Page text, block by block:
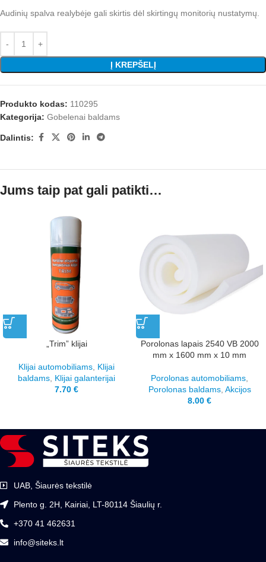
Audinių spalva realybėje gali skirtis dėl skirtingų monitorių nustatymų.
Į KREPŠELĮ
Produkto kodas: 110295
Kategorija: Gobelenai baldams
Dalintis:
Jums taip pat gali patikti…
„Trim” klijai
Klijai automobiliams Klijai
baldams Klijai galanterijai
7.70 €
Porolonas lapais 2540 VB 2000
mm x 1600 mm x 10 mm
Porolonas automobiliams
Porolonas baldams, Akcijos
8.00 €
UAB, Šiaurės tekstilė
Plento g. 2H, Kairiai, LT-80114 Šiaulių r.
+370 41 462631
info@siteks.lt